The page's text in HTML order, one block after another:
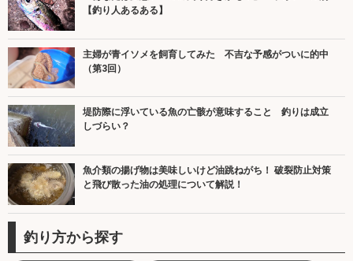
【釣り人あるある】
主婦が青イソメを飼育してみた 不吉な予感がついに的中
（第3回）
堤防際に浮いている魚の亡骸が意味すること 釣りは成立
しづらい？
魚介類の揚げ物は美味しいけど油跳ねがち！ 破裂防止対策
と飛び散った油の処理について解説！
釣り方から探す